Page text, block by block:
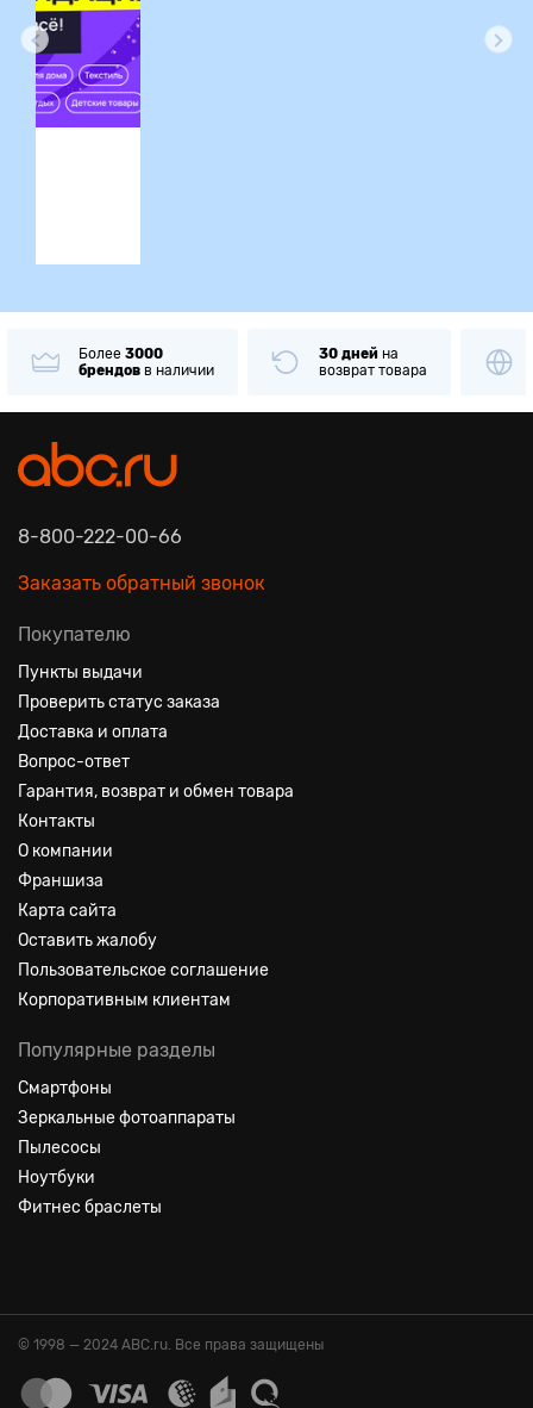
Более 3000
брендов в наличии
30 дней на
возврат товара
8-800-222-00-66
Заказать обратный звонок
Покупателю
Пункты выдачи
Проверить статус заказа
Доставка и оплата
Вопрос-ответ
Гарантия, возврат и обмен товара
Контакты
О компании
Франшиза
Карта сайта
Оставить жалобу
Пользовательское соглашение
Корпоративным клиентам
Популярные разделы
Смартфоны
Зеркальные фотоаппараты
Пылесосы
Ноутбуки
Фитнес браслеты
© 1998 — 2024 ABC.ru. Все права защищены